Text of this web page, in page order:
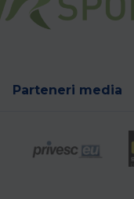
Parteneri media